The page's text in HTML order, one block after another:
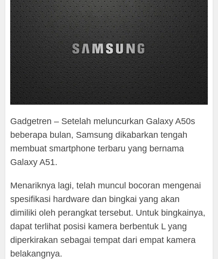
Gadgetren – Setelah meluncurkan Galaxy A50s
beberapa bulan, Samsung dikabarkan tengah
membuat smartphone terbaru yang bernama
Galaxy A51.
Menariknya lagi, telah muncul bocoran mengenai
spesifikasi hardware dan bingkai yang akan
dimiliki oleh perangkat tersebut. Untuk bingkainya,
dapat terlihat posisi kamera berbentuk L yang
diperkirakan sebagai tempat dari empat kamera
belakangnya.